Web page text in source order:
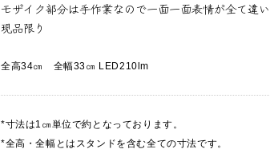
モザイク部分は手作業なので一面一面表情が全て違い
現品限り
全高34㎝ 全幅33㎝ LED210lm
*寸法は1㎝単位で約となっております。
*全高・全幅とはスタンドを含む全ての寸法です。